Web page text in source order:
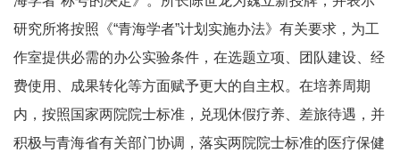
研究所将按照《“青海学者”计划实施办法》有关要求，为工
作室提供必需的办公实验条件，在选题立项、团队建设、经
费使用、成果转化等方面赋予更大的自主权。在培养周期
内，按照国家两院院士标准，兑现休假疗养、差旅待遇，并
积极与青海省有关部门协调，落实两院院士标准的医疗保健